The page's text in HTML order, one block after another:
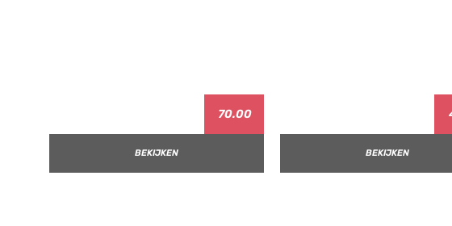
70.00
BEKIJKEN BEKIJKEN